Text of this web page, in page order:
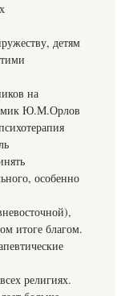
детям
на
Ю.М.Орлов
особенно
итоге благом.
религиях.